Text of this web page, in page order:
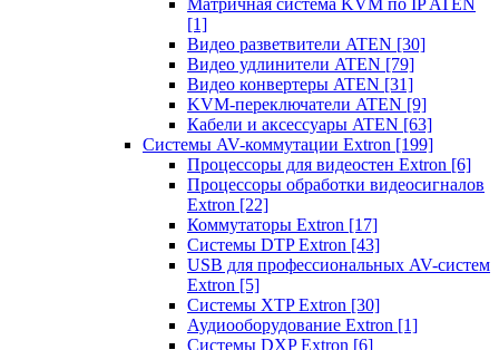
Матричная система KVM по IP ATEN
[1]
Видео разветвители ATEN [30]
Видео удлинители ATEN [79]
Видео конвертеры ATEN [31]
KVM-переключатели ATEN [9]
Кабели и аксессуары ATEN [63]
Системы AV-коммутации Extron [199]
Процессоры для видеостен Extron [6]
Процессоры обработки видеосигналов
Extron [22]
Коммутаторы Extron [17]
Системы DTP Extron [43]
USB для профессиональных AV-систем
Extron [5]
Системы XTP Extron [30]
Аудиооборудование Extron [1]
Системы DXP Extron [6]